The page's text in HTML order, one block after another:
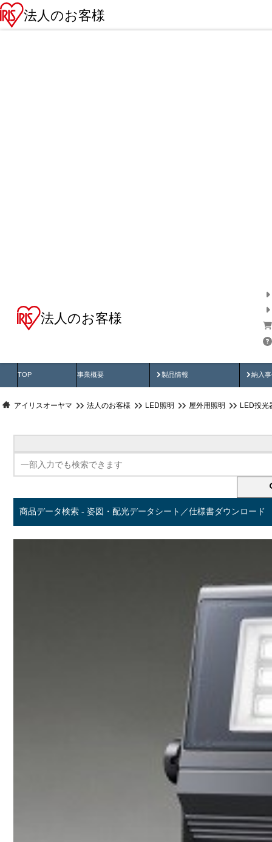
法人のお客様
法人のお客様
TOP 事業概要 製品情報
製品動画 納入
納
アイリスオーヤマ 法人のお客様 LED照明 屋外用照明 LED投光
商品データ検索 - 姿図・配光データシート／仕様書ダウンロード